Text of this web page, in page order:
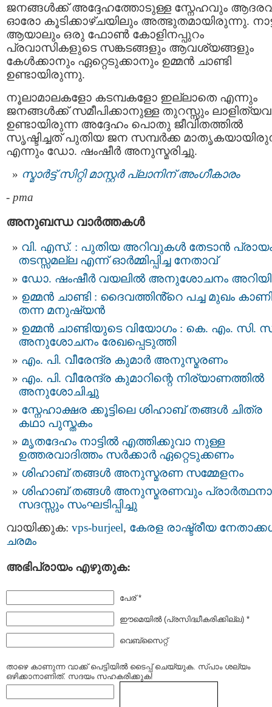
ജനങ്ങൾക്ക് അദ്ദേഹത്തോടുള്ള സ്നേഹവും
ഓരോ കൂടിക്കാഴ്ചയിലും അത്ഭുതമായിരുന്നു.
ആയാലും ഒരു ഫോൺ കോളിനപ്പുറം
പ്രവാസികളുടെ സങ്കടങ്ങളും ആവശ്യങ്ങളും
കേൾക്കാനും ഏറ്റെടുക്കാനും ഉമ്മൻ ചാണ്ടി
ഉണ്ടായിരുന്നു.
നൂലാമാലകളോ കടമ്പകളോ ഇല്ലാതെ എന്നും
ജനങ്ങൾക്ക് സമീപിക്കാനുള്ള തുറസ്സും
ഉണ്ടായിരുന്ന അദ്ദേഹം പൊതു ജീവിതത്തിൽ
സൃഷ്ടിച്ചത് പുതിയ ജന സമ്പർക്ക
എന്നും ഡോ. ഷംഷീർ അനുസ്മരിച്ചു.
സ്മാര്‍ട്ട്‌ സിറ്റി മാസ്റ്റര്‍ പ്ലാനിന് അംഗീകാരം
- pma
അനുബന്ധ വാര്‍ത്തകള്‍
വി. എസ്. : പുതിയ അറിവുകള്‍ തേടാന്‍
തടസ്സമല്ല എന്ന് ഓര്‍മ്മിപ്പിച്ച നേതാവ്
ഡോ. ഷംഷീർ വയലിൽ അനുശോചനം
ഉമ്മൻ ചാണ്ടി : ദൈവത്തിൻ്റെ പച്ച മുഖം
തന്ന മനുഷ്യൻ
ഉമ്മൻ ചാണ്ടിയുടെ വിയോഗം : കെ. എം. സി.
അനുശോചനം രേഖപ്പെടുത്തി
എം. പി. വീരേന്ദ്ര കുമാർ അനുസ്മരണം
എം. പി. വീരേന്ദ്ര കുമാറിന്റെ നിര്യാണത്തില്‍
അനുശോചിച്ചു
സ്നേഹാക്ഷര ക്കൂട്ടിലെ ശിഹാബ് തങ്ങള്‍ ചിത്ര
കഥാ​ പുസ്തകം
മൃതദേഹം നാട്ടില്‍ എത്തിക്കുവാ നുള്ള
ഉത്തരവാദിത്തം സര്‍ക്കാര്‍ ഏറ്റെടുക്കണം
ശിഹാബ് തങ്ങൾ അനുസ്മരണ സമ്മേളനം
ശിഹാബ് തങ്ങള്‍ അനുസ്മരണവും പ്രാര്‍ത്ഥനാ
സദസ്സും സംഘടിപ്പിച്ചു
വായിക്കുക: vps-burjeel, കേരള രാഷ്ട്രീയ
ചരമം
അഭിപ്രായം എഴുതുക:
പേര് *
ഈമെയില്‍ (പ്രസിദ്ധീകരിക്കില്ല) *
വെബ്സൈറ്റ്
താഴെ കാണുന്ന വാക്ക് പെട്ടിയില്‍ ടൈപ്പ്‌ ചെയ്യുക. സ്പാം ശല്യം
ഒഴിക്കാനാണിത്. സദയം സഹകരിക്കുക!